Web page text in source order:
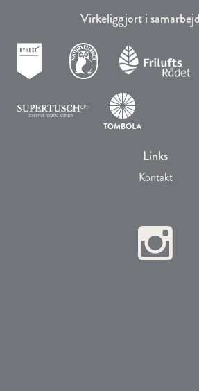
Virkeliggjort i
Links
Kontakt